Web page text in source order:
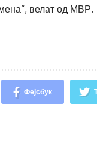
велат од МВР.
Фејсбук